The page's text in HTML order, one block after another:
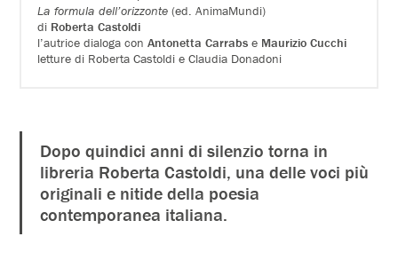
La formula dell’orizzonte (ed. AnimaMundi)
di Roberta Castoldi
l’autrice dialoga conAntonetta Carrabs e Maurizio Cucchi
letture di Roberta Castoldi e Claudia Donadoni
Dopo quindici anni di silenzio torna in
libreria Roberta Castoldi, una delle voci più
originali e nitide della poesia
contemporanea italiana.